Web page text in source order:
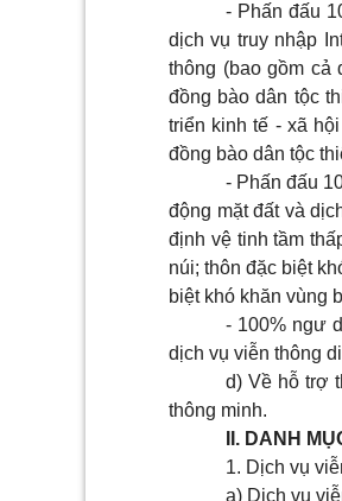
- Phấn đấu
dịch vụ truy nhập
thông (bao gồm cả
đồng bào dân tộc
triển kinh tế - xã
đồng bào dân tộc
- Phấn đấu
động mặt đất và
định vệ tinh tầm
núi; thôn đặc biệt
biệt khó khăn vùng
- 100% ngư
dịch vụ viễn thông
d) Về hỗ trợ
thông minh.
II. DANH
1. Dịch vụ
a) Dịch vụ